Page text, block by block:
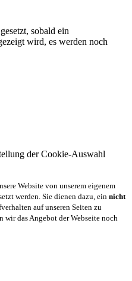
sobald ein
wird, es werden noch
der Cookie-Auswahl
Website von unserem eigenem
werden. Sie dienen dazu, ein nicht
auf unseren Seiten zu
wir das Angebot der Webseite noch